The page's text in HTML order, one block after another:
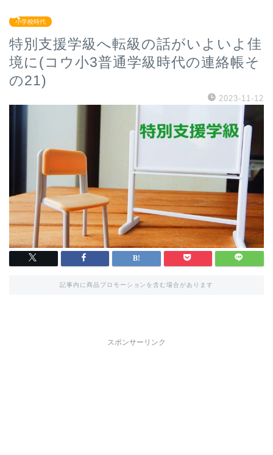
小学校時代
特別支援学級へ転級の話がいよいよ佳
境に(コウ小3普通学級時代の連絡帳そ
の21)
2023-11-12
記事内に商品プロモーションを含む場合があります
スポンサーリンク